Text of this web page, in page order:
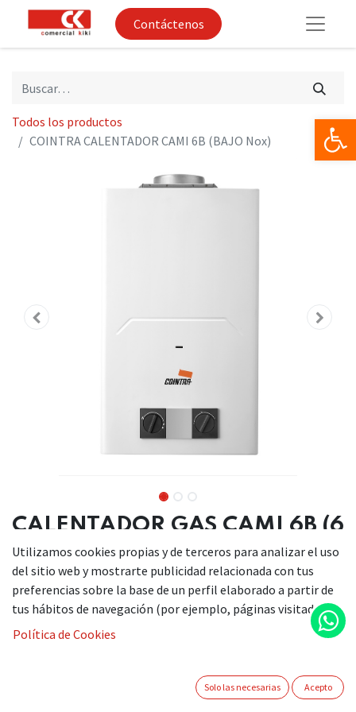
Contáctenos
Todos los productos
COINTRA CALENTADOR CAMI 6B (BAJO Nox)
CALENTADOR GAS CAMI 6B (6
LITROS)
DESCRIPCIÓN
Altura (mm): 560 mm
Utilizamos cookies propias y de terceros para analizar el uso
del sitio web y mostrarte publicidad relacionada con tus
preferencias sobre la base de un perfil elaborado a partir de
tus hábitos de navegación (por ejemplo, páginas visitadas).
Política de Cookies
Solo las necesarias Acepto